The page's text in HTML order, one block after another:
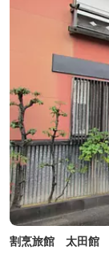
割烹旅館 太田館